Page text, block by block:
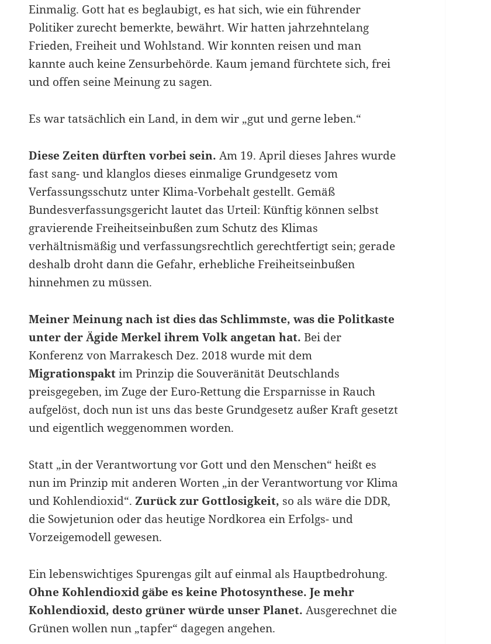
Einmalig. Gott hat es beglaubigt, es hat sich, wie ein führender
Politiker zurecht bemerkte, bewährt. Wir hatten jahrzehntelang
Frieden, Freiheit und Wohlstand. Wir konnten reisen und man
kannte auch keine Zensurbehörde. Kaum jemand fürchtete sich, frei
und offen seine Meinung zu sagen.
Es war tatsächlich ein Land, in dem wir „gut und gerne leben.“
Diese Zeiten dürften vorbei sein. Am 19. April dieses Jahres wurde
fast sang- und klanglos dieses einmalige Grundgesetz vom
Verfassungsschutz unter Klima-Vorbehalt gestellt. Gemäß
Bundesverfassungsgericht lautet das Urteil: Künftig können selbst
gravierende Freiheitseinbußen zum Schutz des Klimas
verhältnismäßig und verfassungsrechtlich gerechtfertigt sein; gerade
deshalb droht dann die Gefahr, erhebliche Freiheitseinbußen
hinnehmen zu müssen.
Meiner Meinung nach ist dies das Schlimmste, was die Politkaste
unter der Ägide Merkel ihrem Volk angetan hat. Bei der
Konferenz von Marrakesch Dez. 2018 wurde mit dem
Migrationspaktim Prinzip die Souveränität Deutschlands
preisgegeben, im Zuge der Euro-Rettung die Ersparnisse in Rauch
aufgelöst, doch nun ist uns das beste Grundgesetz außer Kraft gesetzt
und eigentlich weggenommen worden.
Statt „in der Verantwortung vor Gott und den Menschen“ heißt es
nun im Prinzip mit anderen Worten „in der Verantwortung vor Klima
und Kohlendioxid“.Zurück zur Gottlosigkeit, so als wäre die DDR,
die Sowjetunion oder das heutige Nordkorea ein Erfolgs- und
Vorzeigemodell gewesen.
Ein lebenswichtiges Spurengas gilt auf einmal als Hauptbedrohung.
Ohne Kohlendioxid gäbe es keine Photosynthese. Je mehr
Kohlendioxid, desto grüner würde unser Planet. Ausgerechnet die
Grünen wollen nun „tapfer“ dagegen angehen.